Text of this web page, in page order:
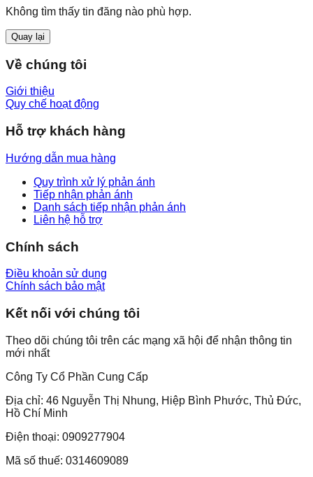
Không tìm thấy tin đăng nào phù hợp.
Quay lại
Về chúng tôi
Giới thiệu
Quy chế hoạt động
Hỗ trợ khách hàng
Hướng dẫn mua hàng
Quy trình xử lý phản ánh
Tiếp nhận phản ánh
Danh sách tiếp nhận phản ánh
Liên hệ hỗ trợ
Chính sách
Điều khoản sử dụng
Chính sách bảo mật
Kết nối với chúng tôi
Theo dõi chúng tôi trên các mạng xã hội để nhận thông tin
mới nhất
Công Ty Cổ Phần Cung Cấp
Địa chỉ: 46 Nguyễn Thị Nhung, Hiệp Bình Phước, Thủ Đức,
Hồ Chí Minh
Điện thoại: 0909277904
Mã số thuế: 0314609089